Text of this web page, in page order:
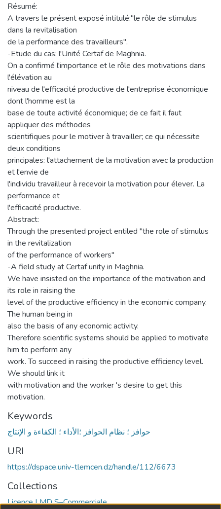
Résumé:
A travers le présent exposé intitulé:"le rôle de stimulus
dans la revitalisation
de la performance des travailleurs".
-Etude du cas: l'Unité Certaf de Maghnia.
On a confirmé l'importance et le rôle des motivations dans
l'élévation au
niveau de l'efficacité productive de l'entreprise économique
dont l'homme est la
base de toute activité économique; de ce fait il faut
appliquer des méthodes
scientifiques pour le motiver à travailler; ce qui nécessite
deux conditions
principales: l'attachement de la motivation avec la production
et l'envie de
l'individu travailleur à recevoir la motivation pour élever. La
performance et
l'efficacité productive.
Abstract:
Through the presented project entiled "the role of stimulus
in the revitalization
of the performance of workers"
-A field study at Certaf unity in Maghnia.
We have insisted on the importance of the motivation and
its role in raising the
level of the productive efficiency in the economic company.
The human being in
also the basis of any economic activity.
Therefore scientific systems should be applied to motivate
him to perform any
work. To succeed in raising the productive efficiency level.
We should link it
with motivation and the worker 's desire to get this
motivation.
Keywords
حوافز ؛ نظام الحوافز ؛الأداء ؛ الكفاءة و الإنتاج
URI
https://dspace.univ-tlemcen.dz/handle/112/6673
Collections
Licence LMD S–Commerciale